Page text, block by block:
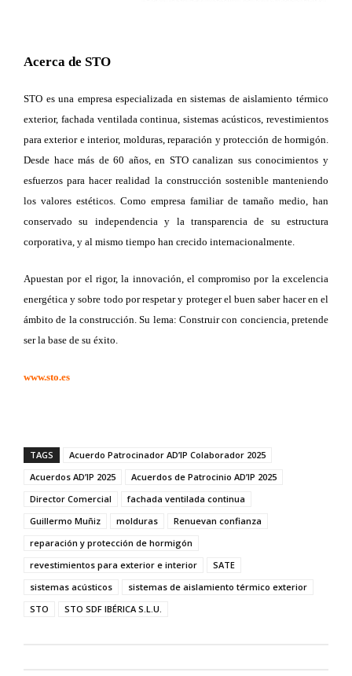
Acerca de STO
STO es una empresa especializada en sistemas de aislamiento térmico
exterior, fachada ventilada continua, sistemas acústicos, revestimientos
para exterior e interior, molduras, reparación y protección de hormigón.
Desde hace más de 60 años, en STO canalizan sus conocimientos y
esfuerzos para hacer realidad la construcción sostenible manteniendo
los valores estéticos. Como empresa familiar de tamaño medio, han
conservado su independencia y la transparencia de su estructura
corporativa, y al mismo tiempo han crecido internacionalmente.
Apuestan por el rigor, la innovación, el compromiso por la excelencia
energética y sobre todo por respetar y proteger el buen saber hacer en el
ámbito de la construcción. Su lema: Construir con conciencia, pretende
ser la base de su éxito.
www.sto.es
TAGS
Acuerdo Patrocinador AD’IP Colaborador 2025
Acuerdos AD’IP 2025
Acuerdos de Patrocinio AD’IP 2025
Director Comercial
fachada ventilada continua
Guillermo Muñiz
molduras
Renuevan confianza
reparación y protección de hormigón
revestimientos para exterior e interior
SATE
sistemas acústicos
sistemas de aislamiento térmico exterior
STO
STO SDF IBÉRICA S.L.U.